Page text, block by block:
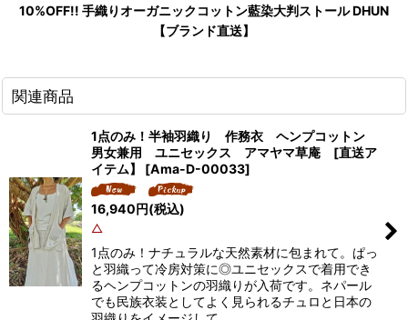
10%OFF!! 手織りオーガニックコットン藍染大判ストール DHUN
【ブランド直送】
関連商品
1点のみ！半袖羽織り 作務衣 ヘンプコットン
男女兼用 ユニセックス アマヤマ草庵 [直送ア
イテム】
[Ama-D-00033]
16,940円(税込)
△
1点のみ！ナチュラルな天然素材に包まれて。ぱっ
と羽織って冷房対策に◎ユニセックスで着用でき
るヘンプコットンの羽織りが入荷です。ネパール
でも民族衣装としてよく見られるチュロと日本の